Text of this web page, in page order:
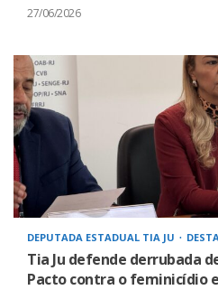
27/06/2026
DEPUTADA ESTADUAL TIA JU
Tia Ju defende derrubada
Pacto contra o feminicídio